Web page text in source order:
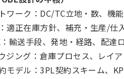
ワーク：DC/TC立地・数、機
適正在庫方針、補充・生産/仕
輸送手段、発地・経路、配達
ジング：倉庫プロセス、レイ
モデル：3PL契約スキーム、